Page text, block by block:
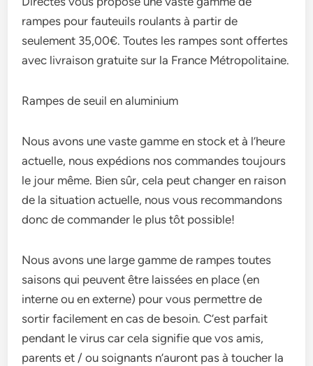
rampes pour fauteuils roulants à partir de
seulement 35,00€. Toutes les rampes sont offertes
avec livraison gratuite sur la France Métropolitaine.
Rampes de seuil en aluminium
Nous avons une vaste gamme en stock et à l’heure
actuelle, nous expédions nos commandes toujours
le jour même. Bien sûr, cela peut changer en raison
de la situation actuelle, nous vous recommandons
donc de commander le plus tôt possible!
Nous avons une large gamme de rampes toutes
saisons qui peuvent être laissées en place (en
interne ou en externe) pour vous permettre de
sortir facilement en cas de besoin. C’est parfait
pendant le virus car cela signifie que vos amis,
parents et / ou soignants n’auront pas à toucher la